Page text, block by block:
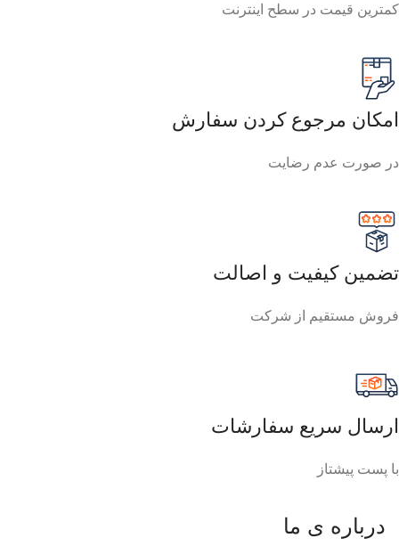
کمترین قیمت در سطح اینترنت
امکان مرجوع کردن سفارش
در صورت عدم رضایت
تضمین کیفیت و اصالت
فروش مستقیم از شرکت
ارسال سریع سفارشات
با پست پیشتاز
درباره ی ما